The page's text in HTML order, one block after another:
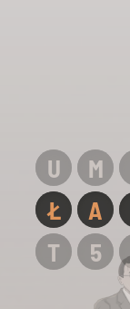
U M
Ł
A
T
5